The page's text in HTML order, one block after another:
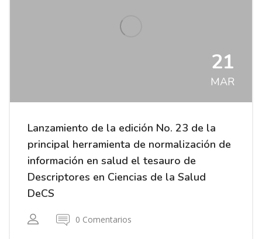
21
MAR
Lanzamiento de la edición No. 23 de la
principal herramienta de normalización de
información en salud el tesauro de
Descriptores en Ciencias de la Salud
DeCS
0 Comentarios